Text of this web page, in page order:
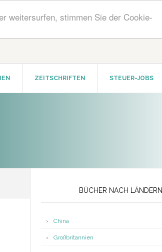
weitersurfen, stimmen Sie der Cookie-
ZEITSCHRIFTEN STEUER-JOBS
BÜCHER NACH LÄNDERN
China
Großbritannien